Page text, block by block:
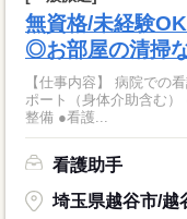
無資格/未経験
◎お部屋の清掃
【仕事内容】 病院での看護助手
ポート（身体介助含む
整備 ●看護...
看護助手
埼玉県越谷市/越